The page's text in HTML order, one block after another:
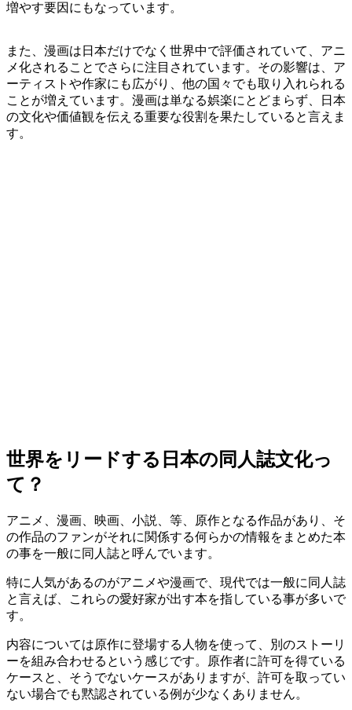
増やす要因にもなっています。
また、漫画は日本だけでなく世界中で評価されていて、アニ
メ化されることでさらに注目されています。その影響は、ア
ーティストや作家にも広がり、他の国々でも取り入れられる
ことが増えています。漫画は単なる娯楽にとどまらず、日本
の文化や価値観を伝える重要な役割を果たしていると言えま
す。
世界をリードする日本の同人誌文化っ
て？
アニメ、漫画、映画、小説、等、原作となる作品があり、そ
の作品のファンがそれに関係する何らかの情報をまとめた本
の事を一般に同人誌と呼んでいます。
特に人気があるのがアニメや漫画で、現代では一般に同人誌
と言えば、これらの愛好家が出す本を指している事が多いで
す。
内容については原作に登場する人物を使って、別のストーリ
ーを組み合わせるという感じです。原作者に許可を得ている
ケースと、そうでないケースがありますが、許可を取ってい
ない場合でも黙認されている例が少なくありません。